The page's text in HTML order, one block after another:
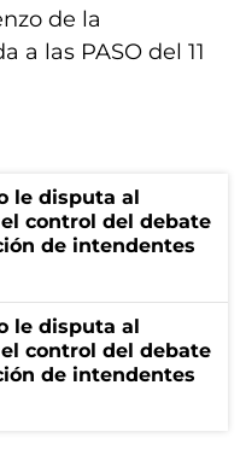
de la
a las PASO del 11
le disputa al
control del debate
de intendentes
le disputa al
control del debate
de intendentes